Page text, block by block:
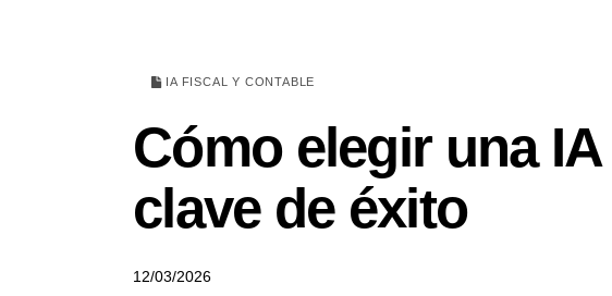
IA FISCAL Y CONTABLE
Cómo elegir una
clave de éxito
12/03/2026